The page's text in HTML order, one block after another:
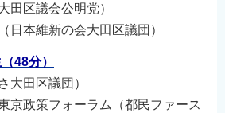
区議会公明党）
本維新の会大田区議団）
48分）
田区議団）
政策フォーラム（都民ファース